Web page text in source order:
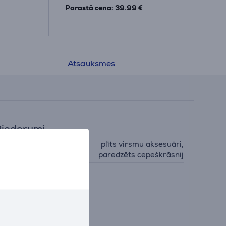
Parastā cena: 39.99 €
Atsauksmes
plīts virsmu aksesuāri,
paredzēts cepeškrāsnij